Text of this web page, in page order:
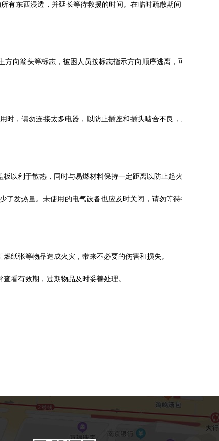
有东西浸透，并延长等待救援的时间。在临时疏散期间，您应
向箭头等标志，被困人员按标志指示方向顺序逃离，可解“燃
，请勿连接太多电器，以防止插座和插头啮合不良，从而导
以利于散热，同时与易燃材料保持一定距离以防止起火发生
发热量。未使用的电气设备也应及时关闭，请勿等待很长时
纸张等物品造成火灾，带来不必要的伤害和损失。
看有效期，过期物品及时妥善处理。